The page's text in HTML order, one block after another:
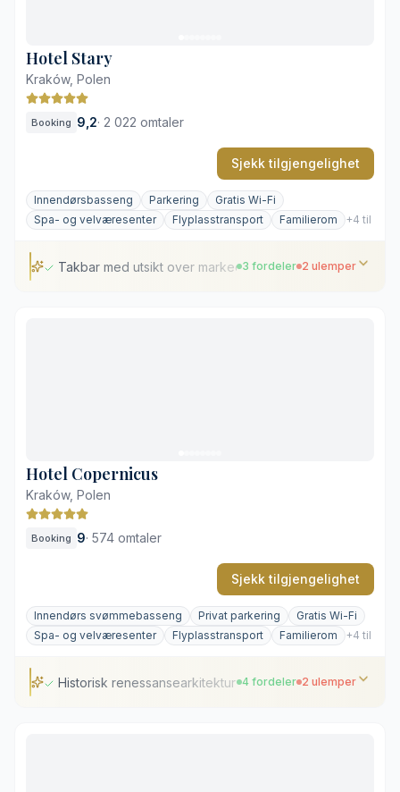
Hotel Stary
Kraków, Polen
Booking 9,2· 2 022 omtaler
Sjekk tilgjengelighet
Innendørsbasseng Parkering
Gratis Wi-Fi
Spa- og velværesenter
Flyplasstransport Familierom +4 til
Takbar med utsikt over markedsplassen
3 fordeler 2 ulemper
Hotel Copernicus
Kraków, Polen
Booking 9· 574 omtaler
Sjekk tilgjengelighet
Innendørs svømmebasseng Privat parkering
Gratis Wi-Fi
Spa- og velværesenter
Flyplasstransport Familierom +4 til
Historisk renessansearkitektur og fresker
4 fordeler 2 ulemper